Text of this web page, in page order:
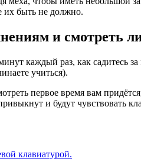
их быть не должно.
и смотреть
каждый раз, как садитесь
учиться).
первое время вам
и будут чувствовать
клавиатурой.